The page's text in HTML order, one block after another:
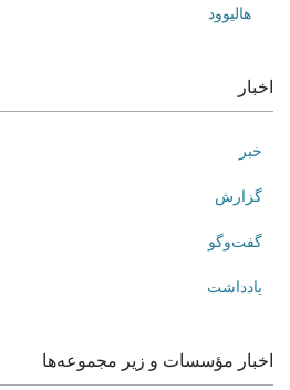
هالیوود
اخبار
خبر
گزارش
گفت‌وگو
یادداشت
اخبار مؤسسات و زیر مجموعه‌ها